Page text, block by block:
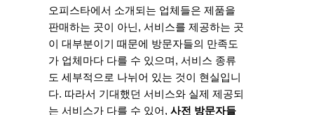
오피스타에서 소개되는 업체들은 제품을
판매하는 곳이 아닌, 서비스를 제공하는 곳
이 대부분이기 때문에 방문자들의 만족도
가 업체마다 다를 수 있으며, 서비스 종류
도 세부적으로 나뉘어 있는 것이 현실입니
다. 따라서 기대했던 서비스와 실제 제공되
는 서비스가 다를 수 있어, 사전 방문자들